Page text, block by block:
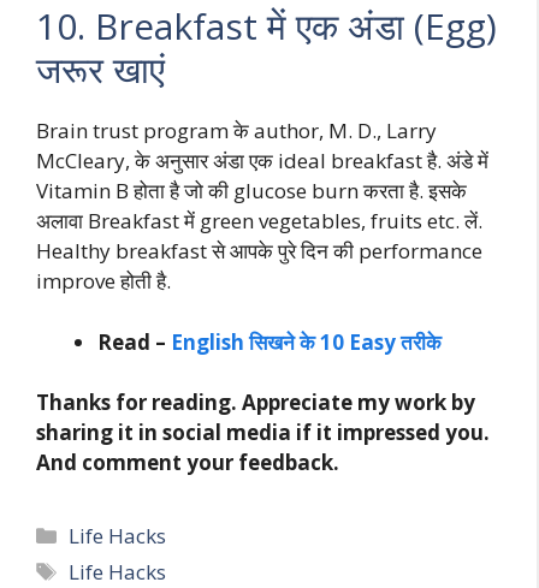
10. Breakfast में एक अंडा (Egg)
जरूर खाएं
Brain trust program के author, M. D., Larry
McCleary, के अनुसार अंडा एक ideal breakfast है. अंडे में
Vitamin B होता है जो की glucose burn करता है. इसके
अलावा Breakfast में green vegetables, fruits etc. लें.
Healthy breakfast से आपके पुरे दिन की performance
improve होती है.
Read – English सिखने के 10 Easy तरीके
Thanks for reading. Appreciate my work by
sharing it in social media if it impressed you.
And comment your feedback.
Categories
Life Hacks
Tags
Life Hacks